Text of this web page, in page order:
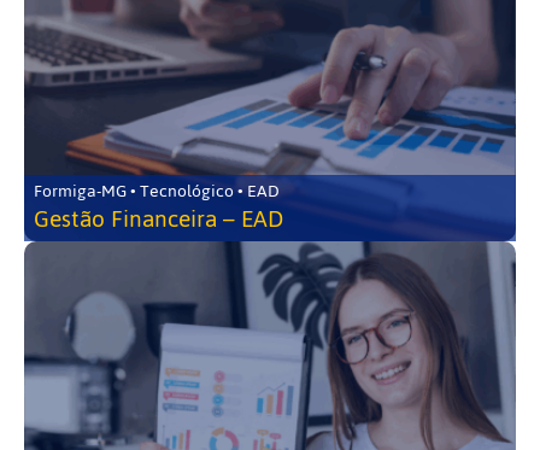
Formiga-MG • Tecnológico • EAD
Gestão Financeira – EAD